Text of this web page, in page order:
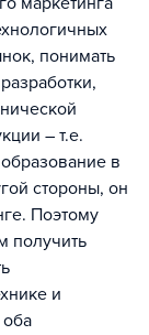
понимать
– т.е.
в
стороны, он
Поэтому
получить
и